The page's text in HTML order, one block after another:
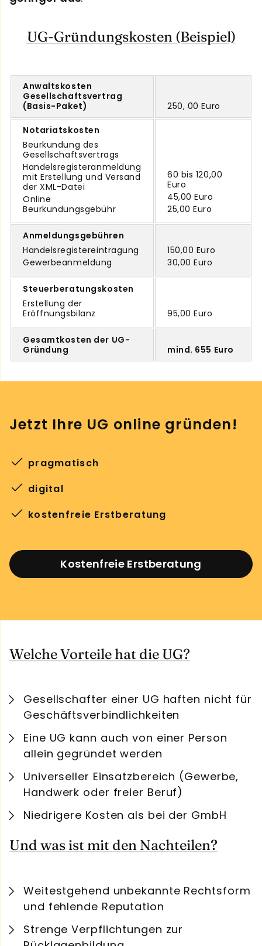
UG-Gründungskosten (Beispiel)
Anwaltskosten
Gesellschaftsvertrag
(Basis-Paket)
250, 00 Euro
Notariatskosten
Beurkundung des
Gesellschaftsvertrags
Handelsregisteranmeldung
mit Erstellung und Versand
der XML-Datei
Online
Beurkundungsgebühr
60 bis 120,00
Euro
45,00 Euro
25,00 Euro
Anmeldungsgebühren
Handelsregistereintragung
Gewerbeanmeldung
150,00 Euro
30,00 Euro
Steuerberatungskosten
Erstellung der
Eröffnungsbilanz
95,00 Euro
Gesamtkosten der UG-
Gründung
mind. 655 Euro
Jetzt Ihre UG online gründen!
pragmatisch
digital
kostenfreie Erstberatung
Kostenfreie Erstberatung
Welche Vorteile hat die UG?
Gesellschafter einer UG haften nicht für
Geschäftsverbindlichkeiten
Eine UG kann auch von einer Person
allein gegründet werden
Universeller Einsatzbereich (Gewerbe,
Handwerk oder freier Beruf)
Niedrigere Kosten als bei der GmbH
Und was ist mit den Nachteilen?
Weitestgehend unbekannte Rechtsform
und fehlende Reputation
Strenge Verpflichtungen zur